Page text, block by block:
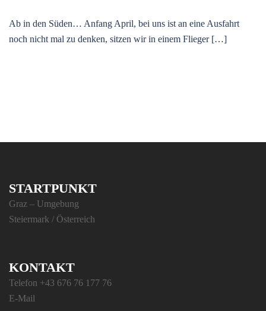
Ab in den Süden… Anfang April, bei uns ist an eine Ausfahrt
noch nicht mal zu denken, sitzen wir in einem Flieger […]
STARTPUNKT
Graz – Umgebung
Steiermark / Österreich
KONTAKT
Telefon +43 676 76 177 76
E-Mail